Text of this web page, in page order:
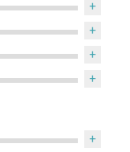
+
+
+
+
+